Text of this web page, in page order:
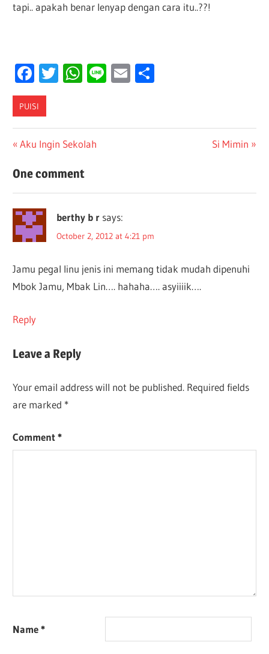
tapi.. apakah benar lenyap dengan cara itu..??!
Facebook
Twitter
WhatsApp
LineEmail
PUISI
Post
navigation
Previous
Aku Ingin Sekolah
Next
Si Mimin
One comment
berthy b r says:
October 2, 2012 at 4:21 pm
Jamu pegal linu jenis ini memang tidak mudah dipenuhi
Mbok Jamu, Mbak Lin…. hahaha…. asyiiiik….
Reply
Leave a Reply
Your email address will not be published. Required fields
are marked *
Comment*
Name*